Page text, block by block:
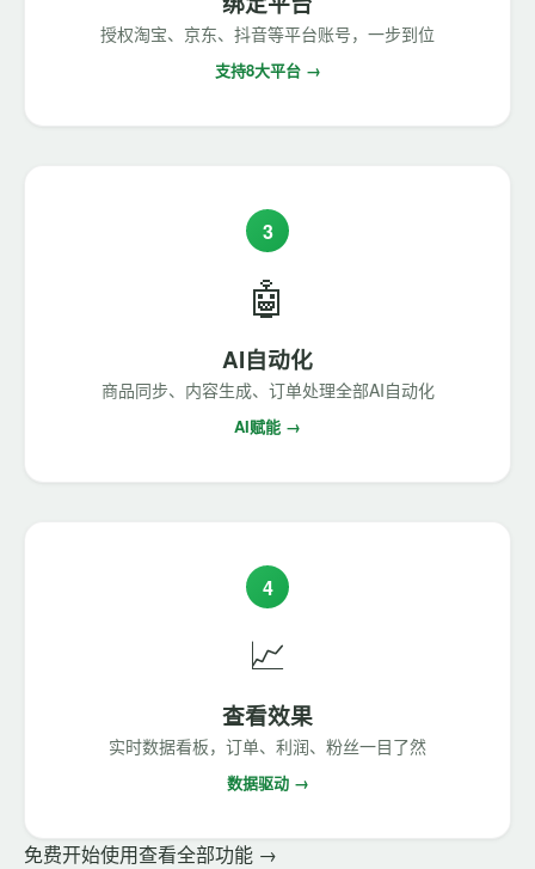
授权淘宝、京东、抖音等平台账号，一步到位
支持8大平台 →
3
🤖
AI自动化
商品同步、内容生成、订单处理全部AI自动化
AI赋能 →
4
📈
查看效果
实时数据看板，订单、利润、粉丝一目了然
数据驱动 →
免费开始使用查看全部功能 →